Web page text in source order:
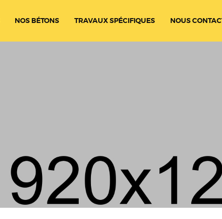
NOS BÉTONS TRAVAUX SPÉCIFIQUES NOUS